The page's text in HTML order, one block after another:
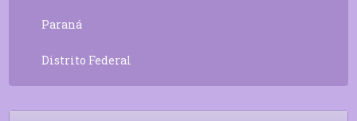
Paraná
Distrito Federal